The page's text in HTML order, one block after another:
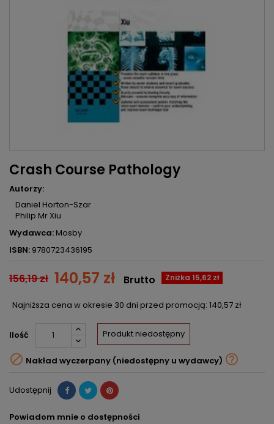
Crash Course Pathology
Autorzy:
Daniel Horton-Szar
Philip Mr Xiu
Wydawca:Mosby
ISBN: 9780723436195
156,19 zł 140,57 zł Zniżka 15,62 zł
Brutto
Najniższa cena w okresie 30 dni przed promocją: 140,57 zł
Ilość Produkt niedostępny
 Nakład wyczerpany (niedostępny u wydawcy) 
Udostępnij
Powiadom mnie o dostępności